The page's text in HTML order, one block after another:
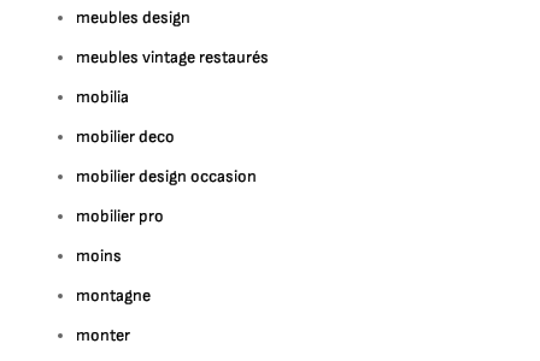
meubles design
meubles vintage restaurés
mobilia
mobilier deco
mobilier design occasion
mobilier pro
moins
montagne
monter